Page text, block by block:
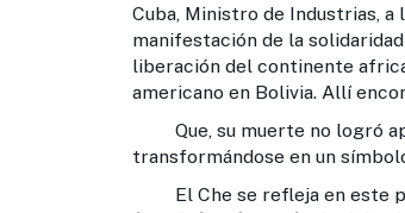
Cuba, Ministro de Industrias, a
manifestación de la
liberación del continente
americano en Bolivia. Allí
Que, su muerte no logró
transformándose en un
El Che se refleja en este